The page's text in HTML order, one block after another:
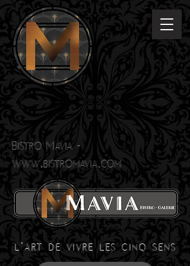
Bistro Mavia -
www.bistromavia.com
l'art de vivre les cinq sens